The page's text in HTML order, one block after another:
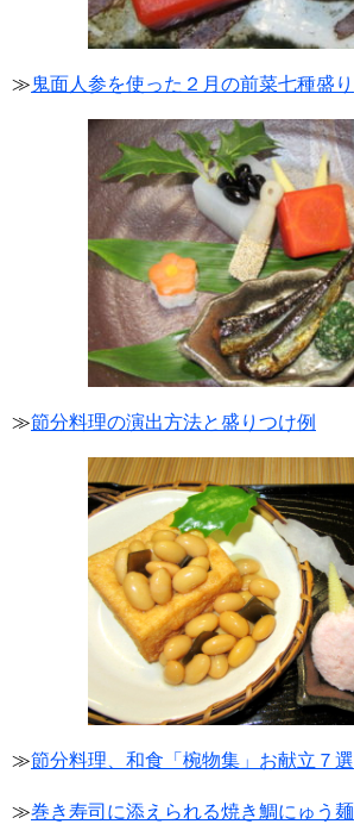
≫鬼面人参を使った２月の前菜七種盛り
≫節分料理の演出方法と盛りつけ例
≫節分料理、和食「椀物集」お献立７選
≫巻き寿司に添えられる焼き鯛にゅう麺